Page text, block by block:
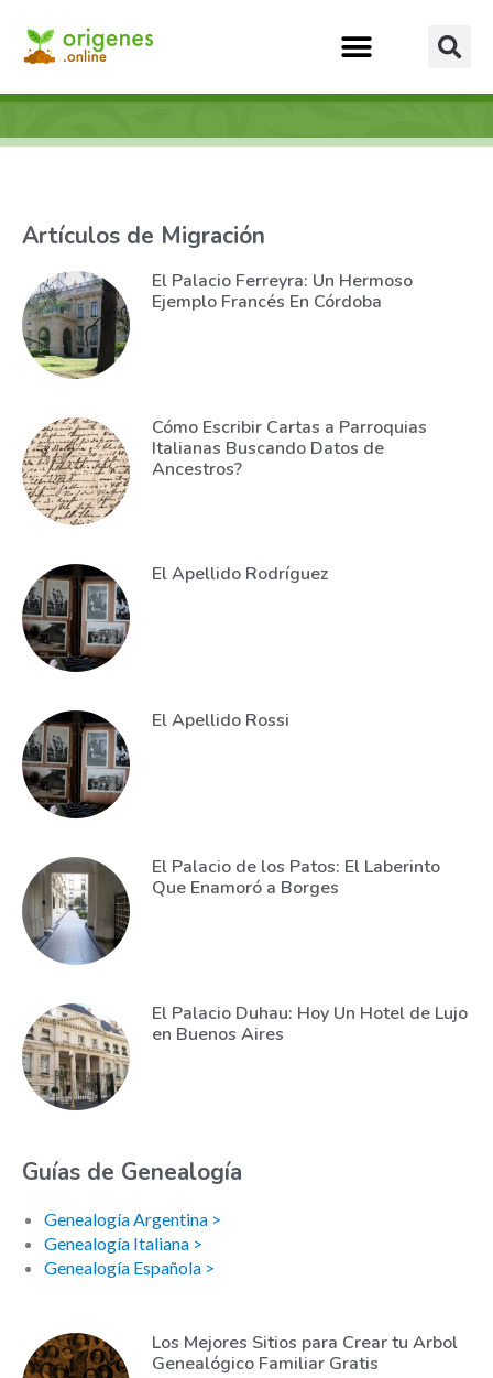
Artículos de Migración
El Palacio Ferreyra: Un Hermoso
Ejemplo Francés En Córdoba
Cómo Escribir Cartas a Parroquias
Italianas Buscando Datos de
Ancestros?
El Apellido Rodríguez
El Apellido Rossi
El Palacio de los Patos: El Laberinto
Que Enamoró a Borges
El Palacio Duhau: Hoy Un Hotel de Lujo
en Buenos Aires
Guías de Genealogía
Genealogía Argentina >
Genealogía Italiana >
Genealogía Española >
Los Mejores Sitios para Crear tu Arbol
Genealógico Familiar Gratis